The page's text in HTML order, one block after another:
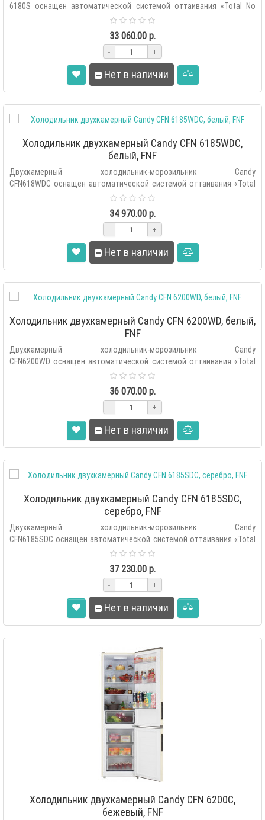
6180S оснащен автоматической системой оттаивания «Total No
33 060.00 р.
- +
Нет в наличии
Холодильник двухкамерный Candy CFN 6185WDC,
белый, FNF
Двухкамерный холодильник-морозильник Candy
CFN618WDC оснащен автоматической системой оттаивания «Total
34 970.00 р.
- +
Нет в наличии
Холодильник двухкамерный Candy CFN 6200WD, белый,
FNF
Двухкамерный холодильник-морозильник Candy
CFN6200WD оснащен автоматической системой оттаивания «Total
36 070.00 р.
- +
Нет в наличии
Холодильник двухкамерный Candy CFN 6185SDC,
серебро, FNF
Двухкамерный холодильник-морозильник Candy
CFN6185SDC оснащен автоматической системой оттаивания «Total
37 230.00 р.
- +
Нет в наличии
Холодильник двухкамерный Candy CFN 6200C,
бежевый, FNF